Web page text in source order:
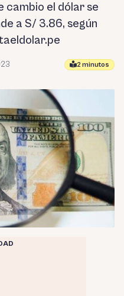
cambio el dólar se
a S/ 3.86, según
2 minutos